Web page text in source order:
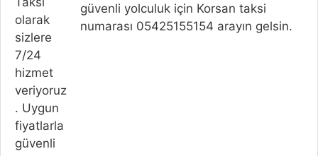
güvenli yolculuk için Korsan taksi
numarası 05425155154 arayın gelsin.